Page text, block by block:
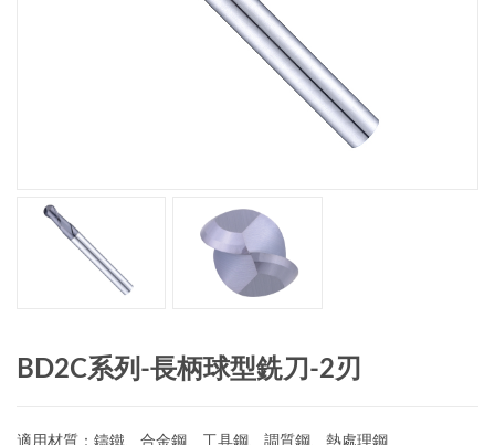
BD2C系列-長柄球型銑刀-2刃
適用材質：鑄鐵、合金鋼、工具鋼、調質鋼、熱處理鋼